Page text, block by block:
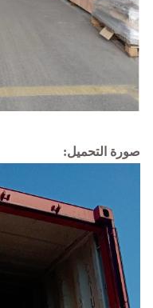
صورة التحميل: